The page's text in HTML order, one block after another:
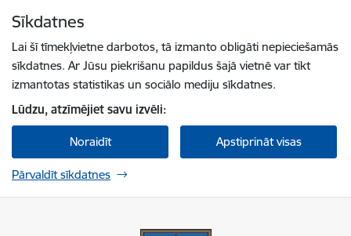
Sīkdatnes
Lai šī tīmekļvietne darbotos, tā izmanto obligāti nepieciešamās
sīkdatnes. Ar Jūsu piekrišanu papildus šajā vietnē var tikt
izmantotas statistikas un sociālo mediju sīkdatnes.
Lūdzu, atzīmējiet savu izvēli:
Noraidīt Apstiprināt visas
Pārvaldīt sīkdatnes